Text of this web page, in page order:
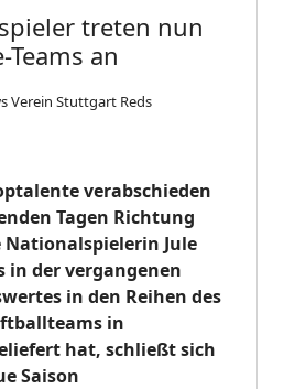
treten nun
Teams an
Verein Stuttgart Reds
verabschieden
Tagen Richtung
Nationalspielerin Jule
in der vergangenen
in den Reihen des
in
hat, schließt sich
Saison